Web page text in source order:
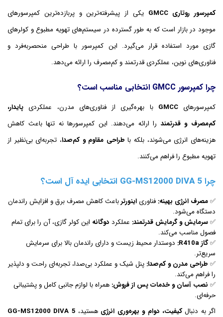
کمپرسور روتاری GMCC
یکی از پیشرفته‌ترین و پربازده‌ترین کمپرسورهای
موجود در بازار است که به طور گسترده در سیستم‌های تهویه مطبوع و کولرهای
گازی مورد استفاده قرار می‌گیرد. این کمپرسور با طراحی منحصر‌به‌فرد و
فناوری‌های نوین، عملکردی قدرتمند و کم‌مصرف را ارائه می‌دهد.
چرا کمپرسور GMCC انتخابی مناسب است؟
کمپرسورهایGMCC با بهره‌گیری از فناوری‌های مدرن، عملکردی پایدار،
کم‌مصرف و قدرتمند را ارائه می‌دهند. این کمپرسورها نه تنها باعث کاهش
هزینه‌های انرژی می‌شوند، بلکه با طراحی مقاوم و کم‌صدا، تجربه‌ای بی‌نظیر از
تهویه مطبوع را فراهم می‌کنند.
چرا GG-MS12000 DIVA 5 انتخابی ایده آل است؟
✅مصرف انرژی بهینه: فناوری اینورترباعث کاهش مصرف برق و افزایش راندمان
دستگاه می‌شود.
✅سرمایش و گرمایش قدرتمند: عملکرد دوگانه این کولر گازی، آن را برای تمام
فصول مناسب می‌کند.
✅گاز R410a:
دوستدار محیط زیست و دارای راندمان بالا برای سرمایش
سریع‌تر.
✅ طراحی مدرن و کم‌صدا: پنل شیک و عملکرد بی‌صدا، تجربه‌ای راحت و دلپذیر
را فراهم می‌کند.
✅ نصب آسان و خدمات پس از فروش: همراه با لوازم جانبی کامل و پشتیبانی
حرفه‌ای.
اگر به دنبالکیفیت، دوام و بهره‌وری انرژی هستید، GG-MS12000 DIVA 5